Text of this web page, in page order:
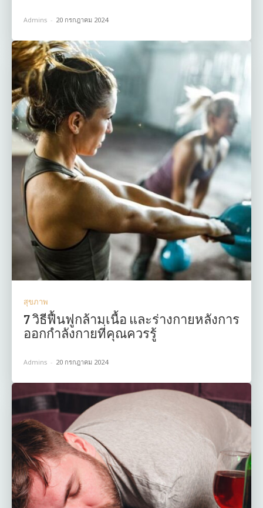
Admins - 20 กรกฎาคม 2024
สุขภาพ
7 วิธีฟื้นฟูกล้ามเนื้อ และร่างกายหลังการ
ออกกำลังกายที่คุณควรรู้
Admins - 20 กรกฎาคม 2024